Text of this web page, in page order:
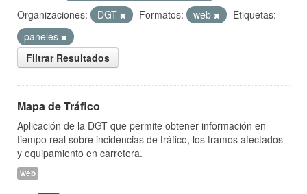
Organizaciones:
DGT Formatos: web
Etiquetas:
paneles
Filtrar Resultados
Mapa de Tráfico
Aplicación de la DGT que permite obtener información en
tiempo real sobre incidencias de tráfico, los tramos afectados
y equipamiento en carretera.
web